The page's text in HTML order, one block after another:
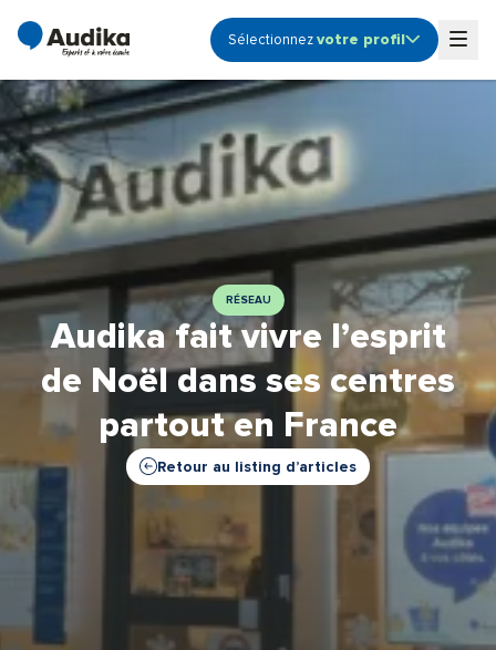
Sélectionnezvotre profil
Ouvrir le sous-menu profile
Coordinateur de centre
Etudiant
Fonction Support -
Siège
Propriétaire de centre
RÉSEAU
Audika fait vivre l’esprit
de Noël dans ses centres
partout en France
Retour au listing d’articles